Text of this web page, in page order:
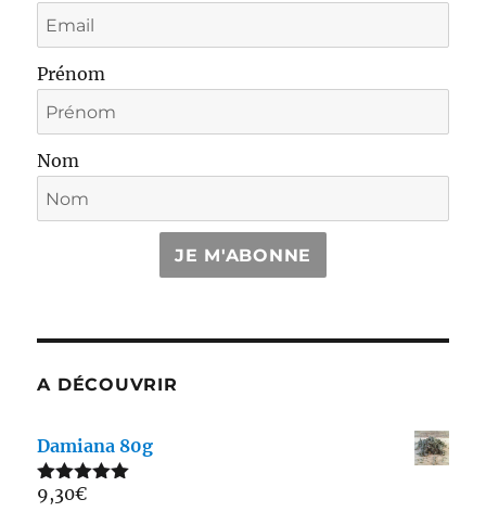
Prénom
Nom
JE M'ABONNE
A DÉCOUVRIR
Damiana 80g
Note5.00
9,30€